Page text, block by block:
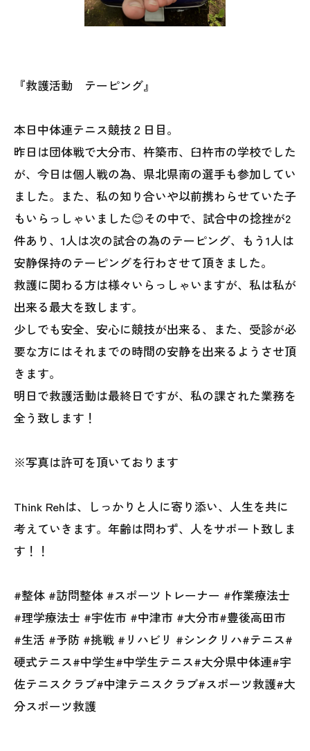
『救護活動 テーピング』
本日中体連テニス競技２日目。
昨日は団体戦で大分市、杵築市、臼杵市の学校でした
が、今日は個人戦の為、県北県南の選手も参加してい
ました。また、私の知り合いや以前携わらせていた子
もいらっしゃいました😊その中で、試合中の捻挫が2
件あり、1人は次の試合の為のテーピング、もう1人は
安静保持のテーピングを行わさせて頂きました。
救護に関わる方は様々いらっしゃいますが、私は私が
出来る最大を致します。
少しでも安全、安心に競技が出来る、また、受診が必
要な方にはそれまでの時間の安静を出来るようさせ頂
きます。
明日で救護活動は最終日ですが、私の課された業務を
全う致します！
※写真は許可を頂いております
Think Rehは、しっかりと人に寄り添い、人生を共に
考えていきます。年齢は問わず、人をサポート致しま
す！！
#整体 #訪問整体 #スポーツトレーナー #作業療法士
#理学療法士 #宇佐市 #中津市 #大分市#豊後高田市
#生活 #予防 #挑戦 #リハビリ #シンクリハ#テニス#
硬式テニス#中学生#中学生テニス#大分県中体連#宇
佐テニスクラブ#中津テニスクラブ#スポーツ救護#大
分スポーツ救護